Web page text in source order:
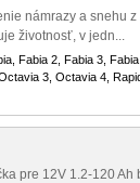
námrazy a snehu
životnosť, v jedn...
Fabia 2, Fabia 3,
3, Octavia 4,
pre 12V 1.2-120 Ah